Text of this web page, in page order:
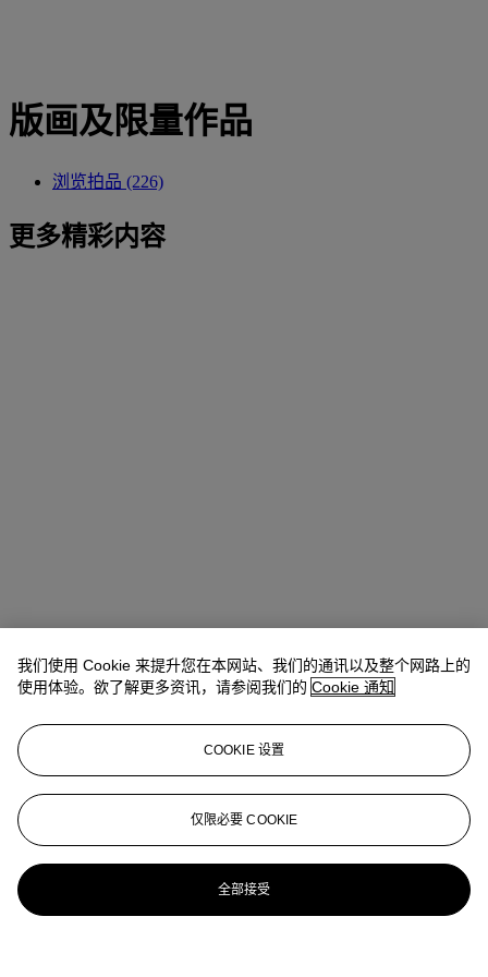
版画及限量作品
浏览拍品 (226)
更多精彩内容
我们使用 Cookie 来提升您在本网站、我们的通讯以及整个网路上的
使用体验。欲了解更多资讯，请参阅我们的 Cookie 通知
COOKIE 设置
仅限必要 COOKIE
全部接受